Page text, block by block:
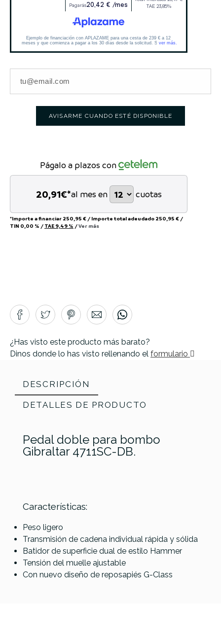
AVISARME CUANDO ESTÉ DISPONIBLE
Págalo a plazos con
20,91€*al mes en cuotas
*Importe a financiar 250,95 € / Importe total adeudado 250,95 € /
TIN 0,00 % / TAE 9,49 % /Ver más
¿Has visto este producto más barato?
Dinos donde lo has visto rellenando el formulario
DESCRIPCIÓN
DETALLES DE PRODUCTO
Pedal doble para bombo
Gibraltar 4711SC-DB.
Características:
Peso ligero
Transmisión de cadena individual rápida y sólida
Batidor de superficie dual de estilo Hammer
Tensión del muelle ajustable
Con nuevo diseño de reposapiés G-Class